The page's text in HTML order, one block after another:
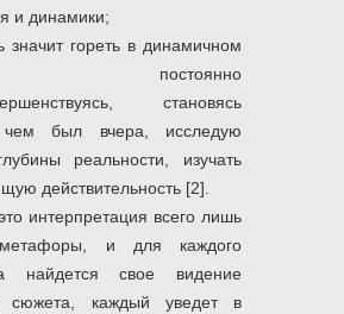
и динамики;
гореть в динамичном
постоянно
становясь
был вчера, исследую
реальности, изучать
действительность [2].
интерпретация всего лишь
и для каждого
найдется свое видение
сюжета, каждый уведет в